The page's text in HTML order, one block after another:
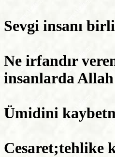
Sevgi insanı
Ne irfandır
insanlarda
Ümidini
Cesaret;tehlike